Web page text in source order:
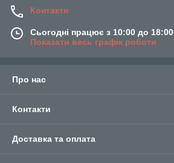
Контакти
Сьогодні працює з 10:00 до 18:00
Показати весь графік роботи
Про нас
Контакти
Доставка та оплата